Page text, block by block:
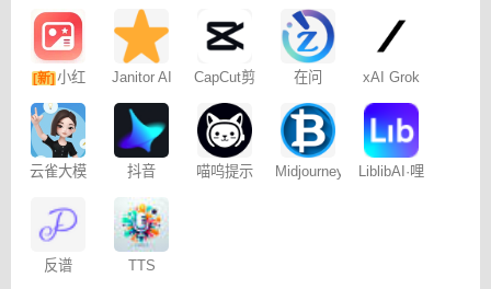
[新] 小红
书图文笔
记
Janitor AI
聊天
CapCut剪
在问 xAI Grok
云雀大模
抖音
– 免费
喵呜提示
Midjourney
LiblibAI·哩
反谱
TTS